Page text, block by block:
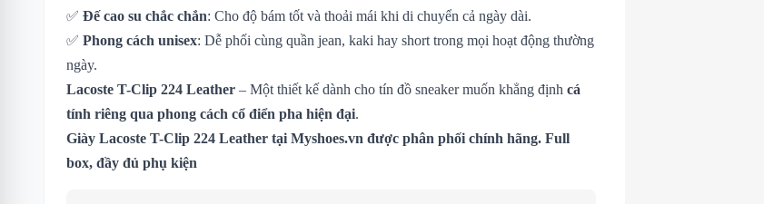
✅ Đế cao su chắc chắn: Cho độ bám tốt và thoải mái khi di chuyển cả ngày dài.
✅ Phong cách unisex: Dễ phối cùng quần jean, kaki hay short trong mọi hoạt động thường
ngày.
Lacoste T-Clip 224 Leather – Một thiết kế dành cho tín đồ sneaker muốn khẳng định cá
tính riêng qua phong cách cổ điển pha hiện đại.
Giày Lacoste T-Clip 224 Leather tại Myshoes.vn được phân phối chính hãng. Full
box, đầy đủ phụ kiện